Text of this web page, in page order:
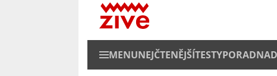
MENUNEJČTENĚJŠÍTESTYPORADNA